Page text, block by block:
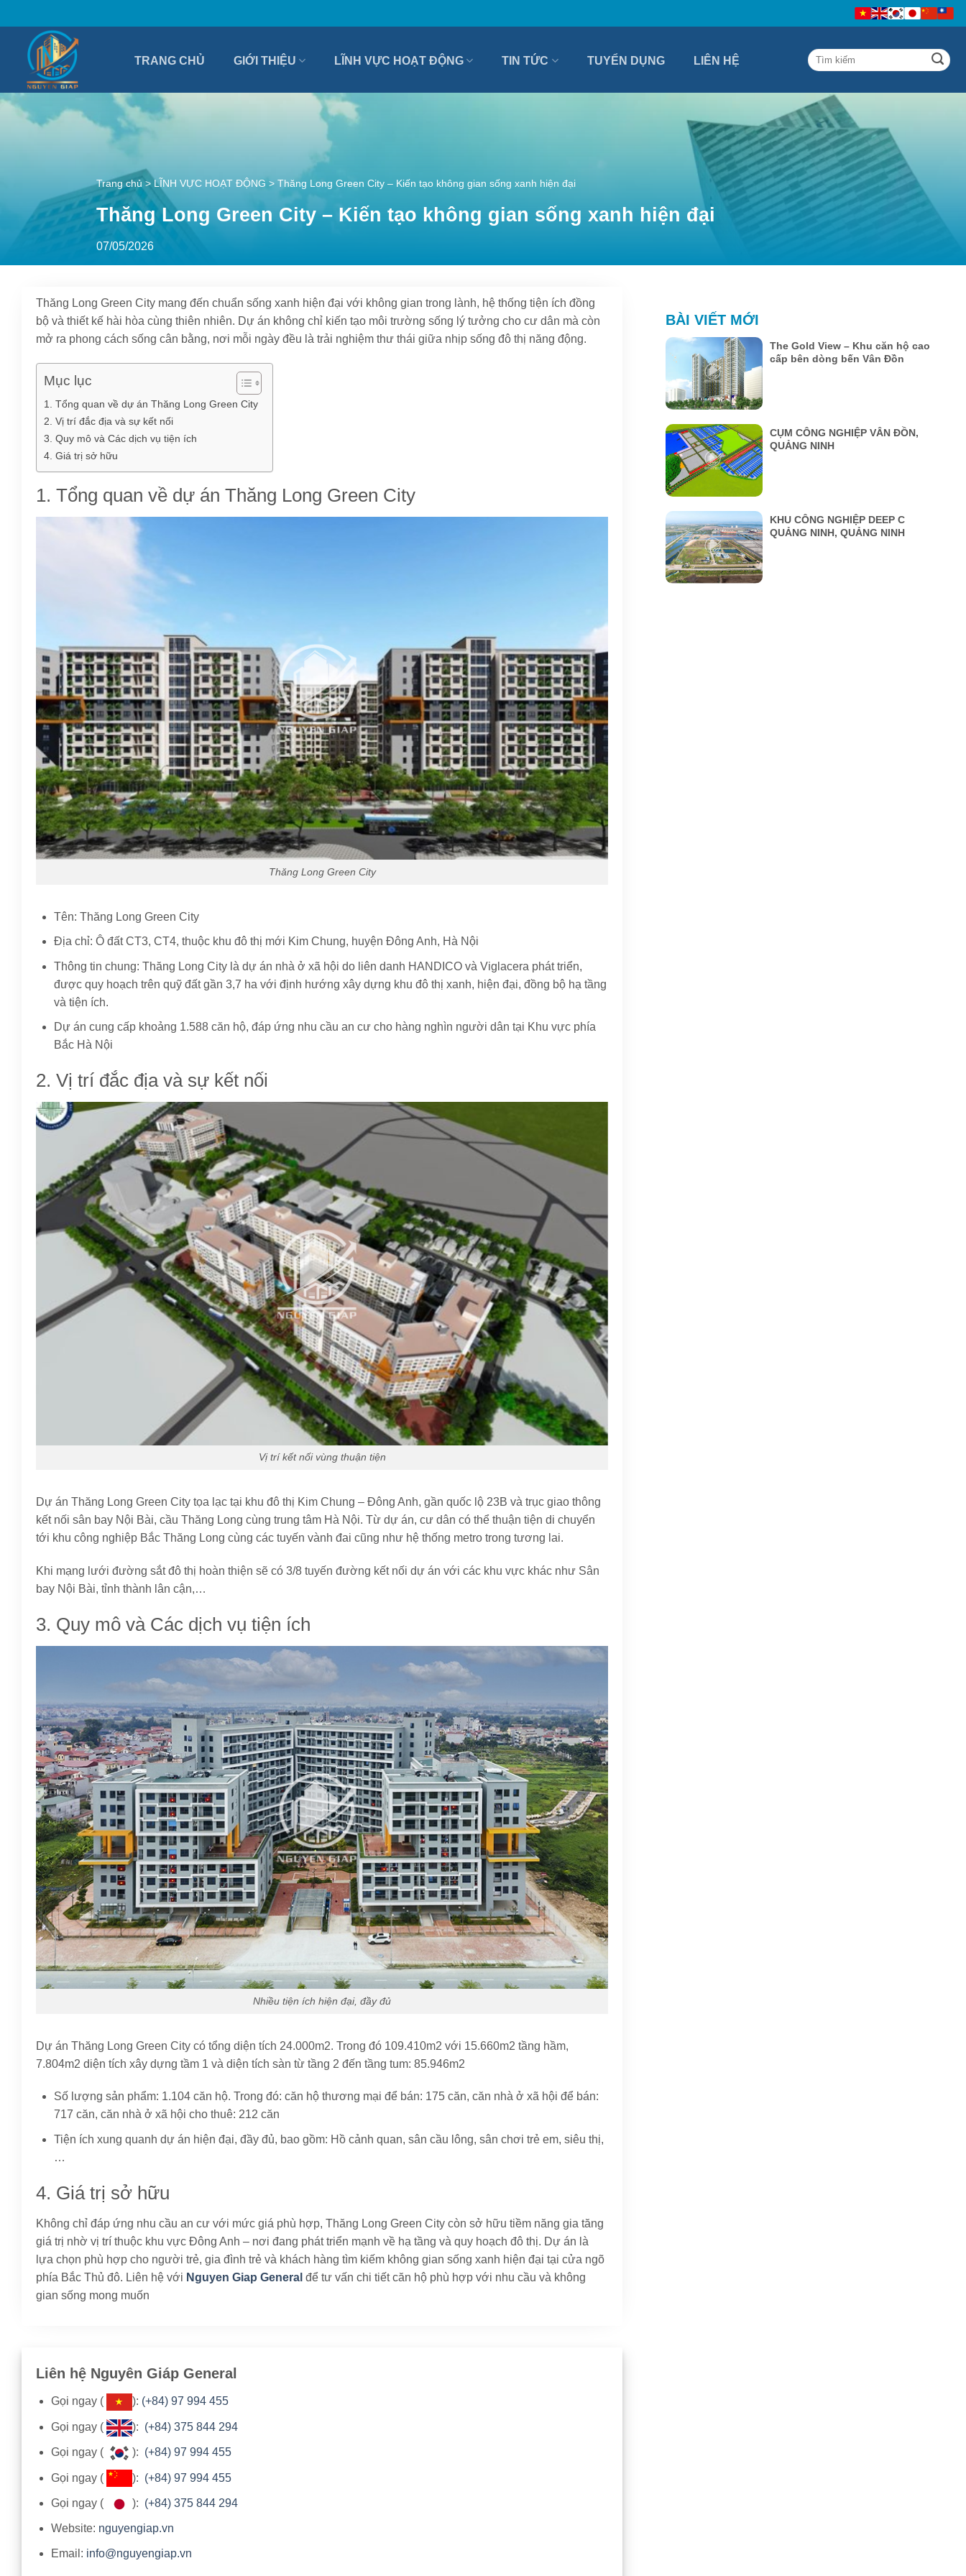
qua
TRANG CHỦ GIỚI THIỆU LĨNH VỰC HOẠT ĐỘNG TIN TỨC TUYỂN DỤNG LIÊN HỆ
Trang chủ > LĨNH VỰC HOẠT ĐỘNG >Thăng Long Green City – Kiến tạo không gian sống xanh hiện đại
Thăng Long Green City – Kiến tạo không gian sống xanh hiện đại
07/05/2026
Thăng Long Green City mang đến chuẩn sống xanh hiện đại với không gian trong lành, hệ thống tiện ích đồng
bộ và thiết kế hài hòa cùng thiên nhiên. Dự án không chỉ kiến tạo môi trường sống lý tưởng cho cư dân mà còn
mở ra phong cách sống cân bằng, nơi mỗi ngày đều là trải nghiệm thư thái giữa nhịp sống đô thị năng động.
Mục lục
1. Tổng quan về dự án Thăng Long Green City
2. Vị trí đắc địa và sự kết nối
3. Quy mô và Các dịch vụ tiện ích
4. Giá trị sở hữu
1. Tổng quan về dự án Thăng Long Green City
Thăng Long Green City
Tên: Thăng Long Green City
Địa chỉ: Ô đất CT3, CT4, thuộc khu đô thị mới Kim Chung, huyện Đông Anh, Hà Nội
Thông tin chung: Thăng Long City là dự án nhà ở xã hội do liên danh HANDICO và Viglacera phát triển,
được quy hoạch trên quỹ đất gần 3,7 ha với định hướng xây dựng khu đô thị xanh, hiện đại, đồng bộ hạ tầng
và tiện ích.
Dự án cung cấp khoảng 1.588 căn hộ, đáp ứng nhu cầu an cư cho hàng nghìn người dân tại Khu vực phía
Bắc Hà Nội
2. Vị trí đắc địa và sự kết nối
Vị trí kết nối vùng thuận tiện
Dự án Thăng Long Green City tọa lạc tại khu đô thị Kim Chung – Đông Anh, gần quốc lộ 23B và trục giao thông
kết nối sân bay Nội Bài, cầu Thăng Long cùng trung tâm Hà Nội. Từ dự án, cư dân có thể thuận tiện di chuyển
tới khu công nghiệp Bắc Thăng Long cùng các tuyến vành đai cũng như hệ thống metro trong tương lai.
Khi mạng lưới đường sắt đô thị hoàn thiện sẽ có 3/8 tuyến đường kết nối dự án với các khu vực khác như Sân
bay Nội Bài, tỉnh thành lân cận,…
3. Quy mô và Các dịch vụ tiện ích
Nhiều tiện ích hiện đại, đầy đủ
Dự án Thăng Long Green City có tổng diện tích 24.000m2. Trong đó 109.410m2 với 15.660m2 tầng hầm,
7.804m2 diện tích xây dựng tầm 1 và diện tích sàn từ tầng 2 đến tầng tum: 85.946m2
Số lượng sản phẩm: 1.104 căn hộ. Trong đó: căn hộ thương mại để bán: 175 căn, căn nhà ở xã hội để bán:
717 căn, căn nhà ở xã hội cho thuê: 212 căn
Tiện ích xung quanh dự án hiện đại, đầy đủ, bao gồm: Hồ cảnh quan, sân cầu lông, sân chơi trẻ em, siêu thị,
…
4. Giá trị sở hữu
Không chỉ đáp ứng nhu cầu an cư với mức giá phù hợp, Thăng Long Green City còn sở hữu tiềm năng gia tăng
giá trị nhờ vị trí thuộc khu vực Đông Anh – nơi đang phát triển mạnh về hạ tầng và quy hoạch đô thị. Dự án là
lựa chọn phù hợp cho người trẻ, gia đình trẻ và khách hàng tìm kiếm không gian sống xanh hiện đại tại cửa ngõ
phía Bắc Thủ đô. Liên hệ với Nguyen Giap General để tư vấn chi tiết căn hộ phù hợp với nhu cầu và không
gian sống mong muốn
Liên hệ Nguyên Giáp General
Gọi ngay ( ): (+84) 97 994 455
Gọi ngay ( ): (+84) 375 844 294
Gọi ngay ( ): (+84) 97 994 455
Gọi ngay ( ): (+84) 97 994 455
Gọi ngay ( ): (+84) 375 844 294
Website: nguyengiap.vn
Email: info@nguyengiap.vn
BÀI VIẾT MỚI
The Gold View – Khu căn hộ cao
cấp bên dòng bến Vân Đồn
CỤM CÔNG NGHIỆP VÂN ĐỒN,
QUẢNG NINH
KHU CÔNG NGHIỆP DEEP C
QUẢNG NINH, QUẢNG NINH